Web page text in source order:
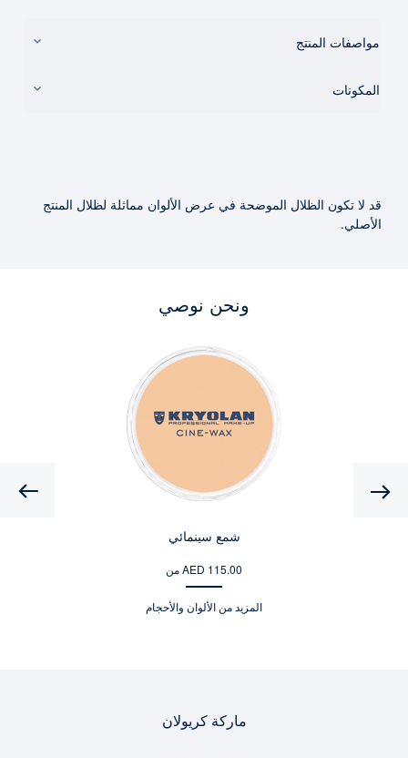
مواصفات المنتج
المكونات
قد لا تكون الظلال الموضحة في عرض الألوان مماثلة لظلال المنتج
الأصلي.
ونحن نوصي
Previous
شمع سينمائي
من AED 115.00
المزيد من الألوان والأحجام
ماركة كريولان